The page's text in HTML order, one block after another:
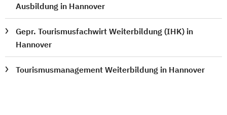
Ausbildung in Hannover
Gepr. Tourismusfachwirt Weiterbildung (IHK) in
Hannover
Tourismusmanagement Weiterbildung in Hannover